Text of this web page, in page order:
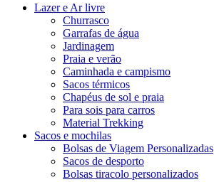
Lazer e Ar livre
Churrasco
Garrafas de água
Jardinagem
Praia e verão
Caminhada e campismo
Sacos térmicos
Chapéus de sol e praia
Para sois para carros
Material Trekking
Sacos e mochilas
Bolsas de Viagem Personalizadas
Sacos de desporto
Bolsas tiracolo personalizados